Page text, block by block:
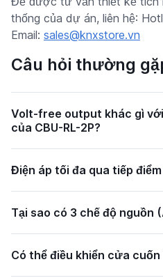
thống của dự án, liên hệ:
Email: sales@knxstore.vn
Câu hỏi thường
Volt-free output khác gì
của CBU-RL-2P?
Điện áp tối đa qua tiếp
Tại sao có 3 chế độ nguồn
Có thể điều khiển cửa